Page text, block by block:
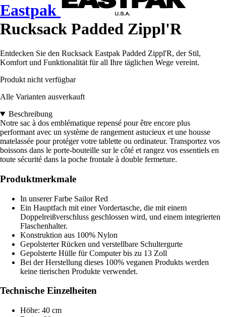
Eastpak
Rucksack Padded Zippl'R
Entdecken Sie den Rucksack Eastpak Padded Zippl'R, der Stil,
Komfort und Funktionalität für all Ihre täglichen Wege vereint.
Produkt nicht verfügbar
Alle Varianten ausverkauft
Beschreibung
Notre sac à dos emblématique repensé pour être encore plus
performant avec un système de rangement astucieux et une housse
matelassée pour protéger votre tablette ou ordinateur. Transportez vos
boissons dans le porte-bouteille sur le côté et rangez vos essentiels en
toute sécurité dans la poche frontale à double fermeture.
Produktmerkmale
In unserer Farbe Sailor Red
Ein Hauptfach mit einer Vordertasche, die mit einem
Doppelreißverschluss geschlossen wird, und einem integrierten
Flaschenhalter.
Konstruktion aus 100% Nylon
Gepolsterter Rücken und verstellbare Schultergurte
Gepolsterte Hülle für Computer bis zu 13 Zoll
Bei der Herstellung dieses 100% veganen Produkts werden
keine tierischen Produkte verwendet.
Technische Einzelheiten
Höhe: 40 cm